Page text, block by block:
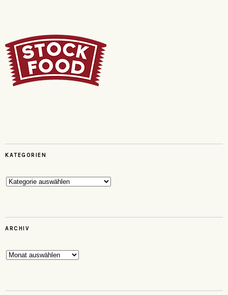
KATEGORIEN
Kategorien
ARCHIV
Archiv